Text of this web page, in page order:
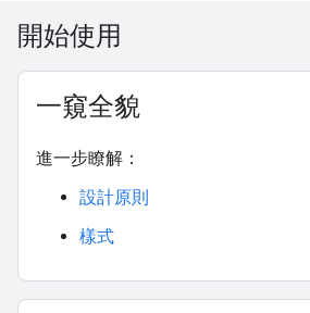
開始使用
一窺全貌
進一步瞭解：
設計原則
樣式